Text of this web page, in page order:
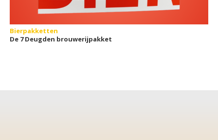
Bierpakketten
De 7 Deugden brouwerijpakket